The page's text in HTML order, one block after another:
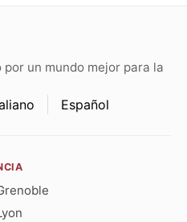
un mundo mejor para la
Español